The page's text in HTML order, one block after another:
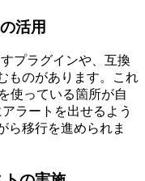
活用
プラグインや、互換
ものがあります。これ
使っている箇所が自
ラートを出せるよう
ら移行を進められま